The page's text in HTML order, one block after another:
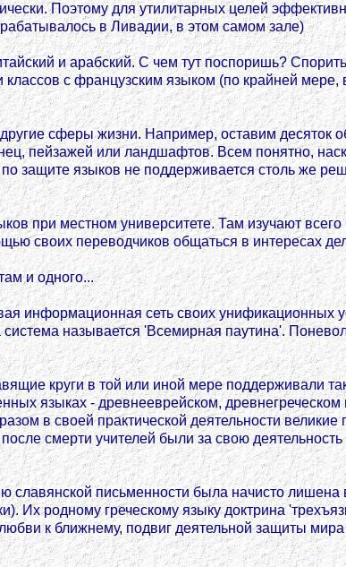
Поэтому для утилитарных целей
в Ливадии, в этом самом зале)
и арабский. С чем тут поспоришь?
с французским языком (по крайней мере,
сферы жизни. Например, оставим десяток
пейзажей или ландшафтов. Всем понятно,
защите языков не поддерживается столь же
при местном университете. Там изучают всего
своих переводчиков общаться в интересах
и одного...
информационная сеть своих унификационных
система называется 'Всемирная паутина'.
круги в той или иной мере поддерживали
языках - древнееврейском,
в своей практической деятельности великие
смерти учителей были за свою
письменности была начисто лишена
Их родному греческому языку доктрина
к ближнему, подвиг деятельной защиты